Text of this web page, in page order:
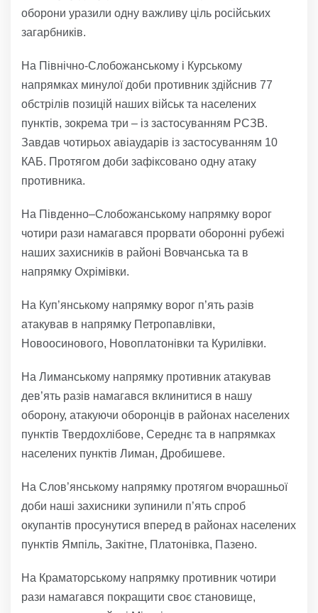
оборони уразили одну важливу ціль російських
загарбників.
На Північно-Слобожанському і Курському
напрямках минулої доби противник здійснив 77
обстрілів позицій наших військ та населених
пунктів, зокрема три – із застосуванням РСЗВ.
Завдав чотирьох авіаударів із застосуванням 10
КАБ. Протягом доби зафіксовано одну атаку
противника.
На Південно–Слобожанському напрямку ворог
чотири рази намагався прорвати оборонні рубежі
наших захисників в районі Вовчанська та в
напрямку Охрімівки.
На Куп’янському напрямку ворог п’ять разів
атакував в напрямку Петропавлівки,
Новоосинового, Новоплатонівки та Курилівки.
На Лиманському напрямку противник атакував
дев’ять разів намагався вклинитися в нашу
оборону, атакуючи оборонців в районах населених
пунктів Твердохлібове, Середнє та в напрямках
населених пунктів Лиман, Дробишеве.
На Слов’янському напрямку протягом вчорашньої
доби наші захисники зупинили п’ять спроб
окупантів просунутися вперед в районах населених
пунктів Ямпіль, Закітне, Платонівка, Пазено.
На Краматорському напрямку противник чотири
рази намагався покращити своє становище,